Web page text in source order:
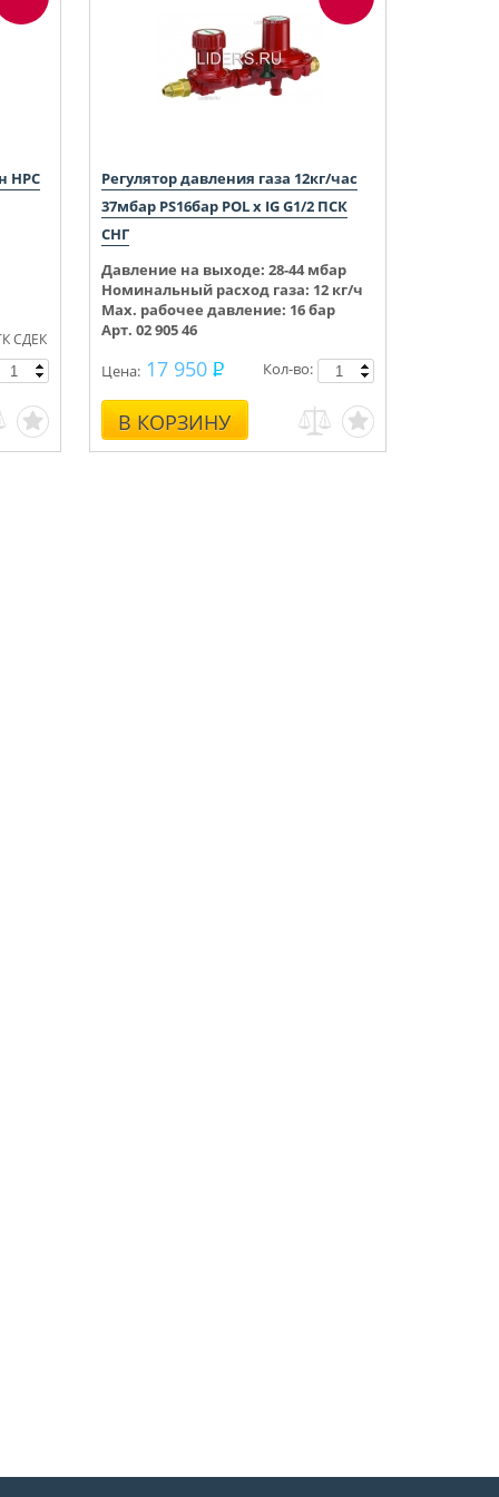
HPC
СДЕК
Регулятор давления газа 12кг/час
37мбар PS16бар POL x IG G1/2 ПСК
СНГ
Давление на выходе: 28-44мбар
Номинальный расход газа: 12 кг/ч
Max. рабочее давление: 16 бар
Арт. 02 905 46
Цена: 17 950
В КОРЗИНУ
Кол-во: